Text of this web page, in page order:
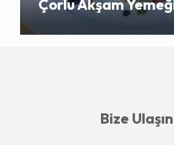
Çorlu Akşam
Bize Ulaşın